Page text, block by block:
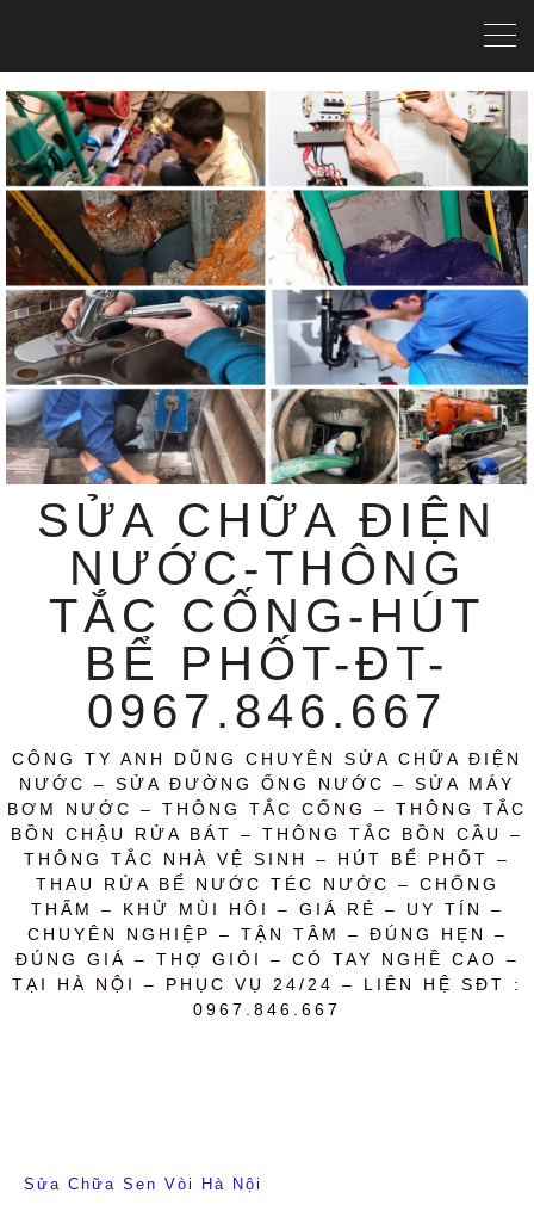
SỬA CHỮA ĐIỆN
NƯỚC-THÔNG
TẮC CỐNG-HÚT
BỂ PHỐT-ĐT-
0967.846.667
CÔNG TY ANH DŨNG CHUYÊN SỬA CHỮA ĐIỆN
NƯỚC – SỬA ĐƯỜNG ỐNG NƯỚC – SỬA MÁY
BƠM NƯỚC – THÔNG TẮC CỐNG – THÔNG TẮC
BỒN CHẬU RỬA BÁT – THÔNG TẮC BỒN CẦU –
THÔNG TẮC NHÀ VỆ SINH – HÚT BỂ PHỐT –
THAU RỬA BỂ NƯỚC TÉC NƯỚC – CHỐNG
THẤM – KHỬ MÙI HÔI – GIÁ RẺ – UY TÍN –
CHUYÊN NGHIỆP – TẬN TÂM – ĐÚNG HẸN –
ĐÚNG GIÁ – THỢ GIỎI – CÓ TAY NGHỀ CAO –
TẠI HÀ NỘI – PHỤC VỤ 24/24 – LIÊN HỆ SĐT :
0967.846.667
Sửa Chữa Sen Vòi Hà Nội